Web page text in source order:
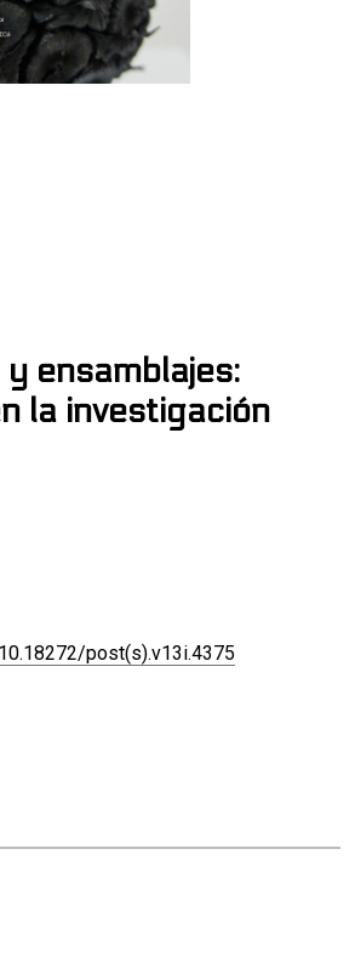
ensamblajes:
la investigación
post(s).v13i.4375